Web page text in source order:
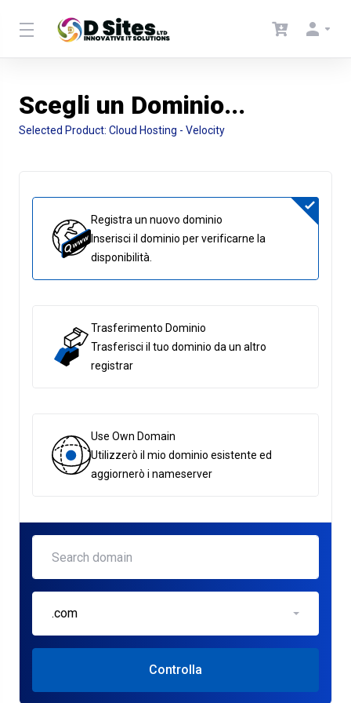
Scegli un Dominio...
Selected Product: Cloud Hosting - Velocity
Registra un nuovo dominio
Inserisci il dominio per verificarne la
disponibilità.
Trasferimento Dominio
Trasferisci il tuo dominio da un altro
registrar
Use Own Domain
Utilizzerò il mio dominio esistente ed
aggiornerò i nameserver
.com
Controlla